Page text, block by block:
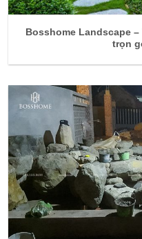
Bosshome Landscape
trọn